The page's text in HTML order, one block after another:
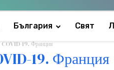
България Свят
COVID-19. Франция
19. Франция